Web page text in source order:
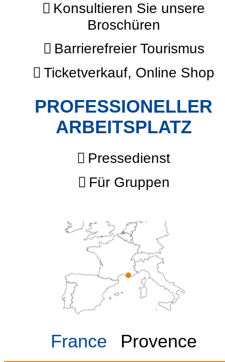
Konsultieren Sie unsere
Broschüren
Barrierefreier Tourismus
Ticketverkauf, Online Shop
PROFESSIONELLER
ARBEITSPLATZ
Pressedienst
Für Gruppen
France Provence